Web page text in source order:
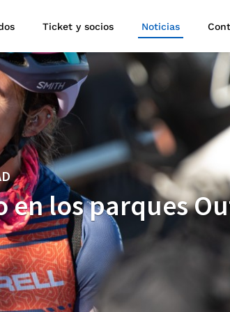
Ticket y socios Noticias
en los parques